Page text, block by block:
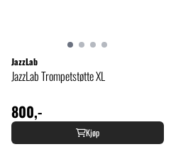
JazzLab
JazzLab Trompetstøtte XL
800,-
Kjøp